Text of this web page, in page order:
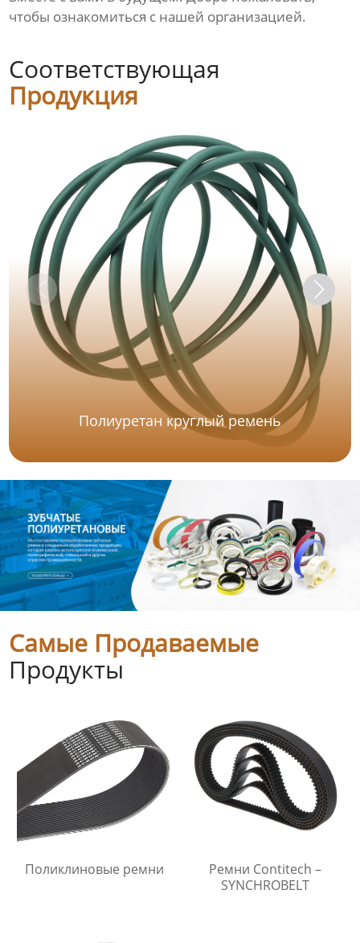
чтобы ознакомиться с нашей организацией.
Соответствующая
Продукция
Полиуретан круглый ремень
Самые Продаваемые
Продукты
Поликлиновые ремни
Ремни Contitech –
SYNCHROBELT